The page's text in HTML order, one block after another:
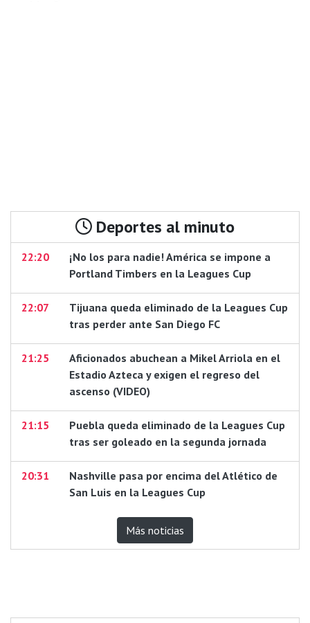
Deportes al minuto
22:20
¡No los para nadie! América se impone a
Portland Timbers en la Leagues Cup
22:07
Tijuana queda eliminado de la Leagues Cup
tras perder ante San Diego FC
21:25
Aficionados abuchean a Mikel Arriola en el
Estadio Azteca y exigen el regreso del
ascenso (VIDEO)
21:15
Puebla queda eliminado de la Leagues Cup
tras ser goleado en la segunda jornada
20:31
Nashville pasa por encima del Atlético de
San Luis en la Leagues Cup
Más noticias